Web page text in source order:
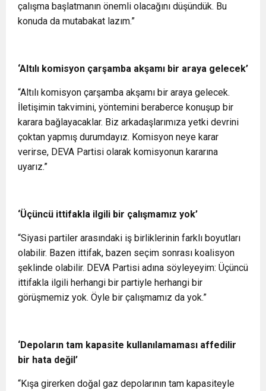
çalışma başlatmanın önemli olacağını düşündük. Bu
konuda da mutabakat lazım.”
‘Altılı komisyon çarşamba akşamı bir araya gelecek’
“Altılı komisyon çarşamba akşamı bir araya gelecek.
İletişimin takvimini, yöntemini beraberce konuşup bir
karara bağlayacaklar. Biz arkadaşlarımıza yetki devrini
çoktan yapmış durumdayız. Komisyon neye karar
verirse, DEVA Partisi olarak komisyonun kararına
uyarız.”
‘Üçüncü ittifakla ilgili bir çalışmamız yok’
“Siyasi partiler arasındaki iş birliklerinin farklı boyutları
olabilir. Bazen ittifak, bazen seçim sonrası koalisyon
şeklinde olabilir. DEVA Partisi adına söyleyeyim: Üçüncü
ittifakla ilgili herhangi bir partiyle herhangi bir
görüşmemiz yok. Öyle bir çalışmamız da yok.”
‘Depoların tam kapasite kullanılamaması affedilir
bir hata değil’
“Kışa girerken doğal gaz depolarının tam kapasiteyle